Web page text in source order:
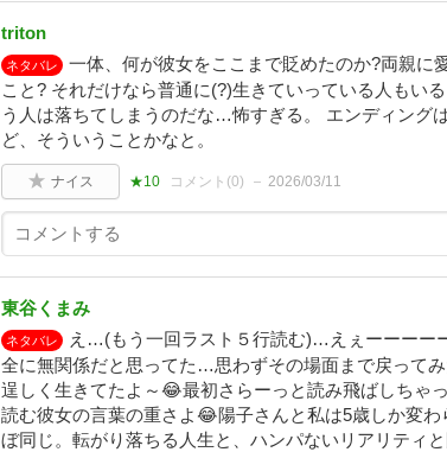
triton
ネタバレ
一体、何が彼女をここまで貶めたのか?両親に
こと? それだけなら普通に(?)生きていっている人もい
う人は落ちてしまうのだな…怖すぎる。 エンディング
ど、そういうことかなと。
ナイス ★10 コメント(0) 2026/03/11
東谷くまみ
ネタバレ
え…(もう一回ラスト５行読む)…えぇーーーー
全に無関係だと思ってた…思わずその場面まで戻って
逞しく生きてたよ～😂最初さらーっと読み飛ばしちゃ
読む彼女の言葉の重さよ😂陽子さんと私は5歳しか変
ぼ同じ。転がり落ちる人生と、ハンパないリアリティ